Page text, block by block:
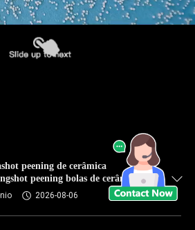
peening de cerâmica
peening bolas de cerâmica
2026-08-06